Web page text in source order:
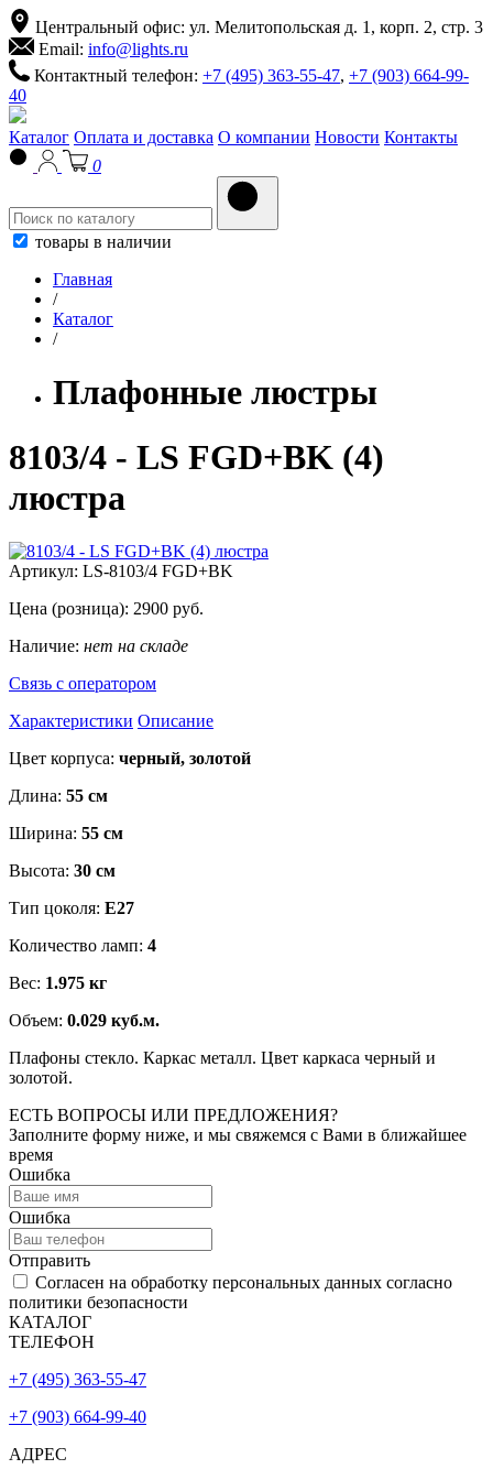
Центральный офис: ул. Мелитопольская д. 1, корп. 2, стр. 3
Email: info@lights.ru
Контактный телефон: +7 (495) 363-55-47, +7 (903) 664-99-
40
Каталог Оплата и доставка О компании Новости Контакты
0
товары в наличии
Главная
/
Каталог
/
Плафонные люстры
8103/4 - LS FGD+BK (4)
люстра
Артикул: LS-8103/4 FGD+BK
Цена (розница): 2900 руб.
Наличие: нет на складе
Связь с оператором
Характеристики Описание
Цвет корпуса: черный, золотой
Длина: 55 см
Ширина: 55 см
Высота: 30 см
Тип цоколя: Е27
Количество ламп: 4
Вес: 1.975 кг
Объем: 0.029 куб.м.
Плафоны стекло. Каркас металл. Цвет каркаса черный и
золотой.
ЕСТЬ ВОПРОСЫ ИЛИ ПРЕДЛОЖЕНИЯ?
Заполните форму ниже, и мы свяжемся с Вами в ближайшее
время
Ошибка
Ошибка
Отправить
Согласен на обработку персональных данных согласно
политики безопасности
КАТАЛОГ
ТЕЛЕФОН
+7 (495) 363-55-47
+7 (903) 664-99-40
АДРЕС